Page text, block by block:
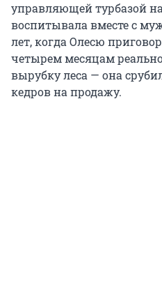
управляющей турбазой
воспитывала вместе с
лет, когда Олесю
четырем месяцам
вырубку леса — она
кедров на продажу.